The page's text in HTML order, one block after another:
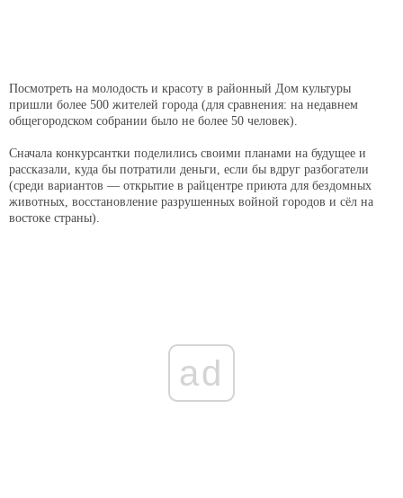
Посмотреть на молодость и красоту в районный Дом культуры
пришли более 500 жителей города (для сравнения: на недавнем
общегородском собрании было не более 50 человек).
Сначала конкурсантки поделились своими планами на будущее и
рассказали, куда бы потратили деньги, если бы вдруг разбогатели
(среди вариантов — открытие в райцентре приюта для бездомных
животных, восстановление разрушенных войной городов и сёл на
востоке страны).
ad